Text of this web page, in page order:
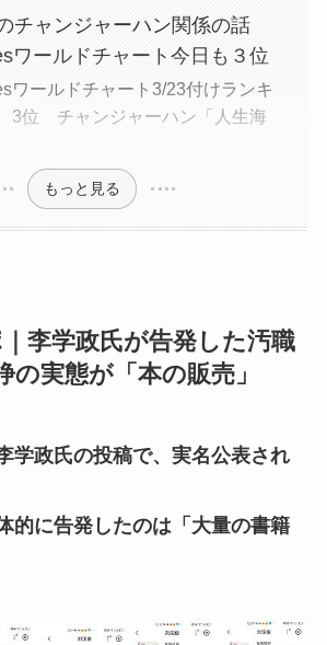
チャンジャーハン関係の話
ールドチャート今日も３位
ワールドチャート3/23付けランキ
3位 チャンジャーハン「人生海
もっと見る
李学政氏が告発した汚職
の実態が「本の販売」
学政氏の投稿で、実名公表され
的に告発したのは「大量の書籍